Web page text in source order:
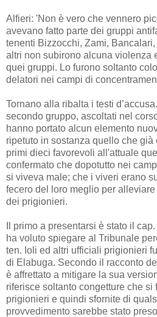
Alfieri: 'Non è vero che vennero
avevano fatto parte dei gruppi
tenenti Bizzocchi, Zami,
altri non subirono alcuna violenza
quei gruppi. Lo furono soltanto
delatori nei campi di
Tornano alla ribalta i testi
secondo gruppo, ascoltati nel
hanno portato alcun elemento
ripetuto in sostanza quello che già
primi dieci favorevoli all'attuale
confermato che dopotutto nei
si viveva male; che i viveri erano
fecero del loro meglio per
dei prigionieri.
Il primo a presentarsi è stato il
ha voluto spiegare al Tribunale
ten. Ioli ed altri ufficiali prigionieri
di Elabuga. Secondo il racconto
è affrettato a mitigare la sua
riferisce soltanto congetture che si
prigionieri e quindi sfornite di
provvedimento sarebbe stato